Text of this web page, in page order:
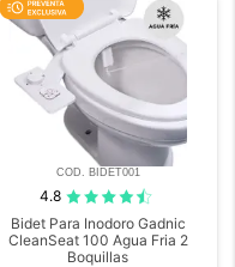
COD. BIDET001
4.8
Bidet Para Inodoro Gadnic
CleanSeat 100 Agua Fria 2
Boquillas